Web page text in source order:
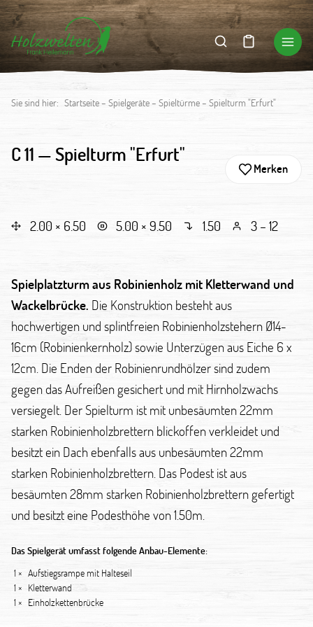
Sie sind hier: Startseite– Spielgeräte– Spieltürme – Spielturm "Erfurt"
C 11 —Spielturm "Erfurt"
Merken
2.00 × 6.50 5.00 × 9.50 1.50 3 – 12
Spielplatzturm aus Robinienholz mit Kletterwand und
Wackelbrücke. Die Konstruktion besteht aus
hochwertigen und splintfreien Robinienholzstehern Ø14-
16cm (Robinienkernholz) sowie Unterzügen aus Eiche 6 x
12cm. Die Enden der Robinienrundhölzer sind zudem
gegen das Aufreißen gesichert und mit Hirnholzwachs
versiegelt. Der Spielturm ist mit unbesäumten 22mm
starken Robinienholzbrettern blickoffen verkleidet und
besitzt ein Dach ebenfalls aus unbesäumten 22mm
starken Robinienholzbrettern. Das Podest ist aus
besäumten 28mm starken Robinienholzbrettern gefertigt
und besitzt eine Podesthöhe von 1.50m.
Das Spielgerät umfasst folgende Anbau-Elemente:
1 × Aufstiegsrampe mit Halteseil
1 × Kletterwand
1 × Einholzkettenbrücke